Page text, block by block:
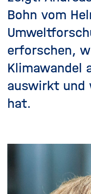
Bohn vom
erforschen,
Klimawandel
auswirkt und
hat.